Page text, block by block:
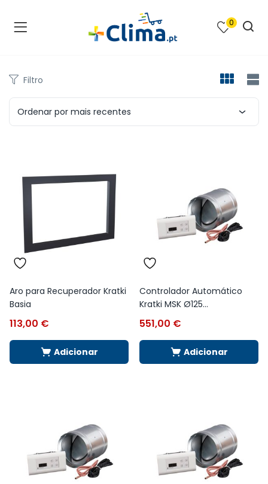
e Barbecues )
renováveis )
0
Filtro
Ordenar por mais recentes
Aro para Recuperador Kratki
Basia
113,00 €
Adicionar
Controlador Automático
Kratki MSK Ø125...
551,00 €
Adicionar